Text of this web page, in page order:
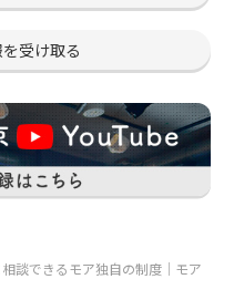
受け取る
談できるモア独自の制度｜モア